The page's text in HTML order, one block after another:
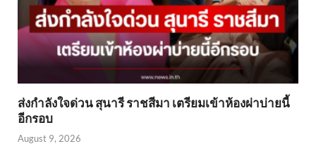
ส่งกำลังใจด่วน สุนารี ราชสีมา เตรียมเข้าห้องผ่าบ่ายนี้
อีกรอบ
August 9, 2026